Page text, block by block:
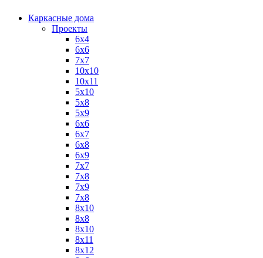
Каркасные дома
Проекты
6х4
6х6
7х7
10х10
10х11
5х10
5х8
5х9
6x6
6x7
6x8
6x9
7x7
7x8
7x9
7х8
8x10
8x8
8х10
8х11
8х12